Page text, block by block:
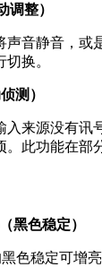
调整）
声音静音，或
换。
测）
入来源没有讯
。此功能在部
黑色稳定）
黑色稳定可增